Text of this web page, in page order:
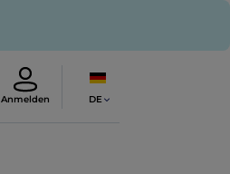
Anmelden DE